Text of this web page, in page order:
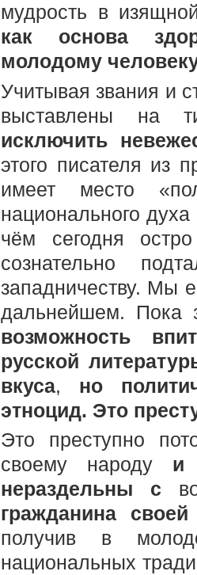
мудрость в
как основа
молодому
Учитывая звания и
выставлены на
исключить
этого писателя из
имеет место
национального
чём сегодня
сознательно
западничеству. Мы
дальнейшем. Пока
возможность
русской
вкуса, но
этноцид. Это
Это преступно
своему народу и
нераздельны с
гражданина
получив в
национальных